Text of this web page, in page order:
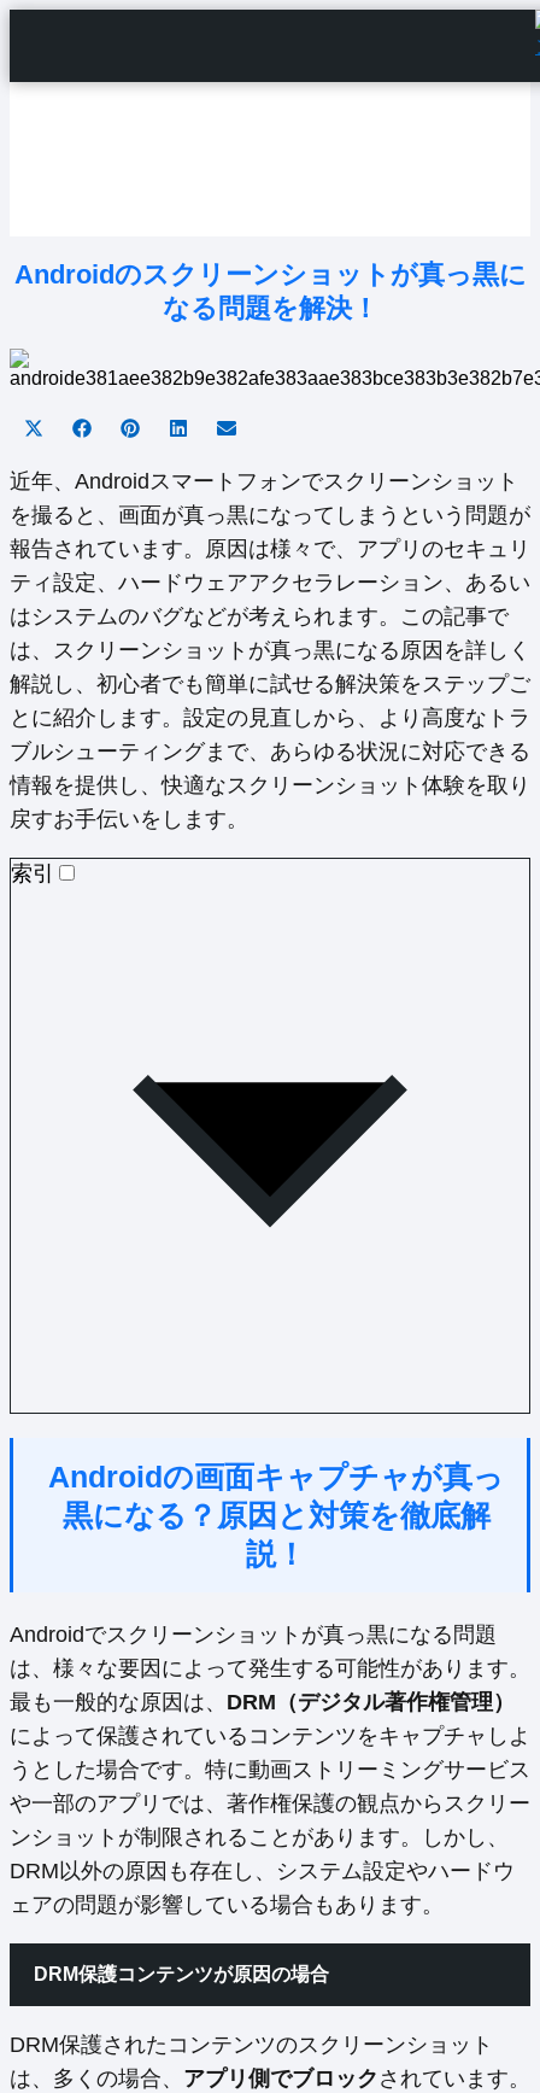
Androidのスクリーンショットが真っ黒に
なる問題を解決！
Share
X
(Twitter)
Share
Facebook
Share
Pinterest
Share
LinkedInEmail
近年、Androidスマートフォンでスクリーンショット
を撮ると、画面が真っ黒になってしまうという問題が
報告されています。原因は様々で、アプリのセキュリ
ティ設定、ハードウェアアクセラレーション、あるい
はシステムのバグなどが考えられます。この記事で
は、スクリーンショットが真っ黒になる原因を詳しく
解説し、初心者でも簡単に試せる解決策をステップご
とに紹介します。設定の見直しから、より高度なトラ
ブルシューティングまで、あらゆる状況に対応できる
情報を提供し、快適なスクリーンショット体験を取り
戻すお手伝いをします。
索引
Androidの画面キャプチャが真っ
黒になる？原因と対策を徹底解
説！
Androidでスクリーンショットが真っ黒になる問題
は、様々な要因によって発生する可能性があります。
最も一般的な原因は、 DRM（デジタル著作権管理）
によって保護されているコンテンツをキャプチャしよ
うとした場合です。特に動画ストリーミングサービス
や一部のアプリでは、著作権保護の観点からスクリー
ンショットが制限されることがあります。しかし、
DRM以外の原因も存在し、システム設定やハードウ
ェアの問題が影響している場合もあります。
DRM保護コンテンツが原因の場合
DRM保護されたコンテンツのスクリーンショット
は、多くの場合、 アプリ側でブロック されています。